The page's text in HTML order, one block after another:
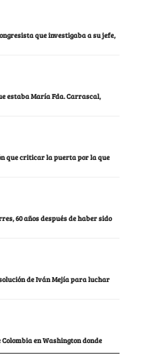
que investigaba a su jefe,
estaba María Fda. Carrascal,
que criticar la puerta por la que
60 años después de haber sido
de Iván Mejía para luchar
en Washington donde